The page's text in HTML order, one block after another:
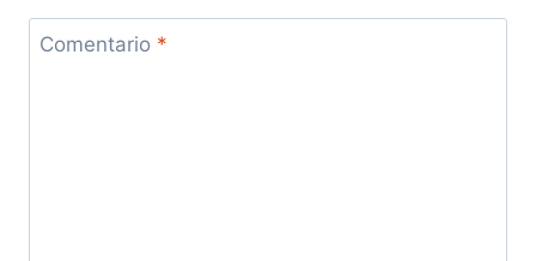
Comentario *